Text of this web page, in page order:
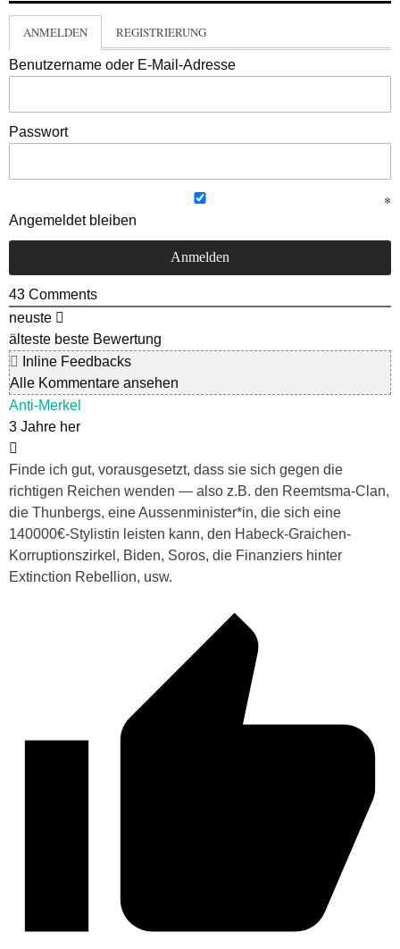
ANMELDEN REGISTRIERUNG
Benutzername oder E-Mail-Adresse
Passwort
Angemeldet bleiben
43 Comments
neuste
älteste beste Bewertung
Inline Feedbacks
Alle Kommentare ansehen
Anti-Merkel
3 Jahre her
Finde ich gut, vorausgesetzt, dass sie sich gegen die
richtigen Reichen wenden — also z.B. den Reemtsma-Clan,
die Thunbergs, eine Aussenminister*in, die sich eine
140000€-Stylistin leisten kann, den Habeck-Graichen-
Korruptionszirkel, Biden, Soros, die Finanziers hinter
Extinction Rebellion, usw.